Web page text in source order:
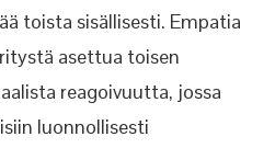
toista sisällisesti. Empatia
asettua toisen
reagoivuutta, jossa
luonnollisesti